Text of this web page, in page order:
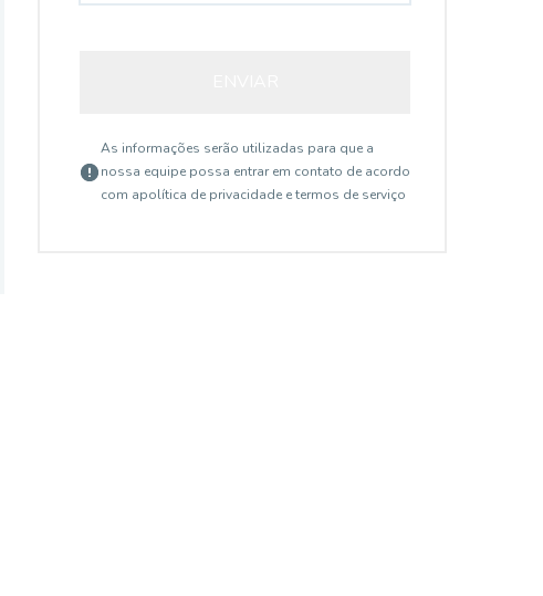
As informações serão utilizadas para que a
nossa equipe possa entrar em contato de acordo
com apolítica de privacidade e termos de serviço